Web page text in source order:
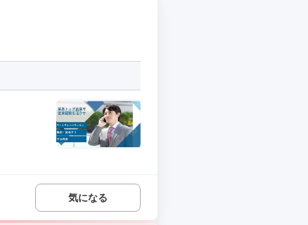
気になる